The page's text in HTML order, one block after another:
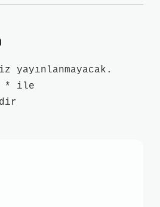
yayınlanmayacak.
*
ile